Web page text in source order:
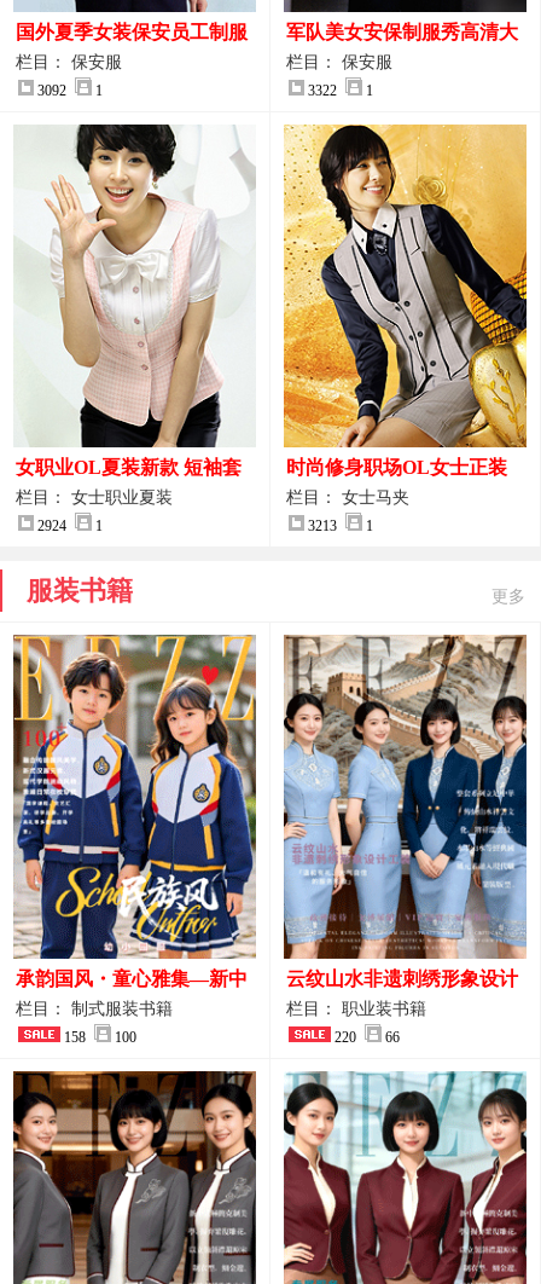
国外夏季女装保安员工制服
装大图
栏目： 保安服
3092 1
军队美女安保制服秀高清大
图
栏目： 保安服
3322 1
女职业OL夏装新款 短袖套
装女正装
栏目： 女士职业夏装
2924 1
时尚修身职场OL女士正装
马甲拍摄大图
栏目： 女士马夹
3213 1
服装书籍 更多
承韵国风・童心雅集—新中
式民族风小学与幼儿园全套
校服定制图鉴
栏目： 制式服装书籍
158 100
云纹山水非遗刺绣形象设计
工装｜会议礼仪接待人员制
服画册
栏目： 职业装书籍
220 66